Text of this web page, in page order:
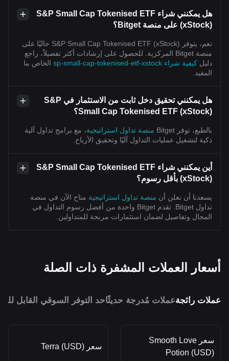
هل يمكنني شراء S&P Small Cap Tokenised ETF
(xStock) على منصة Bitget؟
نعم، يتوفر S&P Small Cap Tokenised ETF (xStock) حاليًا على
منصة Bitget المركزية. للحصول على إرشادات أكثر تفصيلاً، راجع
دليل كيفية شراء sp-small-cap-tokenised-etf-xstock
الخاص بنا
المفيد.
هل يمكنني تحقيق دخل ثابت من الاستثمار في S&P
Small Cap Tokenised ETF (xStock)؟
بالطبع، توفر Bitget منصة تداول استراتيجية، مع برامج تداول آلية
ذكية لتشغيل عمليات التداول آليًا وتحقيق الأرباح.
أين يمكنني شراء S&P Small Cap Tokenised ETF
(xStock) بأقل رسوم؟
يسعدنا أن نعلن أن منصة تداول استراتيجية متاح الآن في منصة
تداول Bitget. تقدم Bitget واحدة من أفضل رسوم التداول في
المجال وتفاصيل لضمان استثمارات مربحة للمتداولين.
أسعار العملات المشفرة ذات الصلة
عملات رائجةعملات مُدرجة حديثًاحد التوفر السوقي القابل
سعر Smooth Love
Potion (USD)
سعر Terra (USD)